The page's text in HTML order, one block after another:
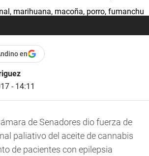
en
- 14:11
de Senadores dio fuerza de
paliativo del aceite de cannabis
de pacientes con epilepsia